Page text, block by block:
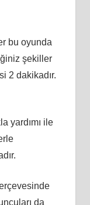
bu oyunda
şekiller
2 dakikadır.
yardımı ile
da